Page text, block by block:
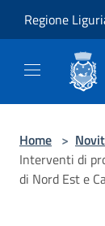
Regione
Home >
Interventi di
di Nord Est e